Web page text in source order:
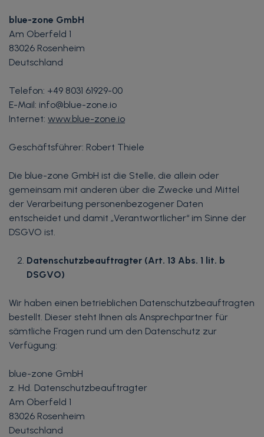
blue-zone GmbH
Am Oberfeld 1
83026 Rosenheim
Deutschland
Telefon: +49 8031 61929-00
E-Mail: info@blue-zone.io
Internet: www.blue-zone.io
Geschäftsführer: Robert Thiele
Die blue-zone GmbH ist die Stelle, die allein oder
gemeinsam mit anderen über die Zwecke und Mittel
der Verarbeitung personenbezogener Daten
entscheidet und damit „Verantwortlicher“ im Sinne der
DSGVO ist.
Datenschutzbeauftragter (Art. 13 Abs. 1 lit. b
DSGVO)
Wir haben einen betrieblichen Datenschutzbeauftragten
bestellt. Dieser steht Ihnen als Ansprechpartner für
sämtliche Fragen rund um den Datenschutz zur
Verfügung:
blue-zone GmbH
z. Hd. Datenschutzbeauftragter
Am Oberfeld 1
83026 Rosenheim
Deutschland